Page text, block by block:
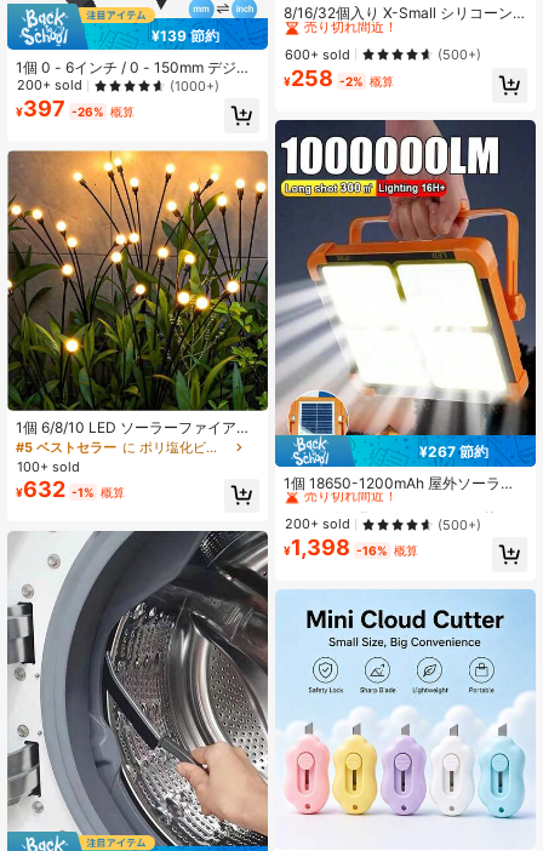
¥139 節約
1個 0 - 6インチ / 0 - 150mm デジタ
ルノギス 測定ツール 電子マイクロメ
ーターノギス 電子デジタルノギス カ
ーボンファイバー ダイヤルノギス ゲ
デジタル定規
200+ sold (1000+)
¥397 -26% 概算
1個 6/8/10 LED ソーラーファイアフ
ライグラウンドステークライト、ソ
ーラー式 屋外パスウェイライト、防
水庭園景観照明、パティオ、ヤー
ド、歩道、キャンプ、ホリデー、結
#5 ベストセラー
に ポリ塩化ビニル 屋外照明
100+ sold
¥632 -1% 概算
8/16/32個入り X-Small シリコーン
チェアレッグカバー/家具スライダー
フェルトパッド付き - 騒音低減 チェ
アレッグ フロア保護 ハードウッドフ
ロア用、効果的に床とテーブルの脚
売り切れ間近！
#1 ベストセラー 丸い 家具パッド
売り切れ間近！
#1 ベストセラー 丸い 家具パッド
売り切れ間近！
#1 ベストセラー 丸い 家具パッド
600+ sold (500+)
¥258 -2% 概算
¥267 節約
1個 18650-1200mAh 屋外ソーラー
フラッドライト 超高輝度LED 非常用
照明 USB充電式 ポータブルフラッシ
ュライト キャンプ/夜市/旅行/停電時
照明に適しています、キャンプ夜市
#2 ベストセラー
USBまたはその他のDC電源接続 懐中電灯とトーチ
売り切れ間近！
#2 ベストセラー
売り切れ間近！
#2 ベストセラー
売り切れ間近！
#2 ベストセラー
USBまたはその他のDC電源接続 懐中電灯とトーチ
200+ sold (500+)
¥1,398 -16% 概算